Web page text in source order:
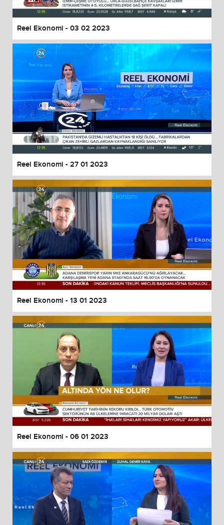
Reel Ekonomi - 03 02 2023
Reel Ekonomi - 27 01 2023
Reel Ekonomi - 13 01 2023
Reel Ekonomi - 06 01 2023